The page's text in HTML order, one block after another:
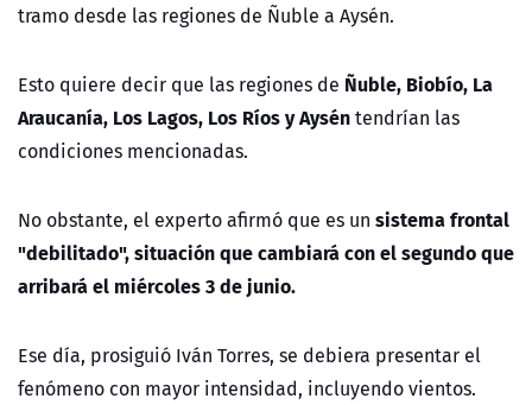
tramo desde las regiones de Ñuble a Aysén.
Esto quiere decir que las regiones de Ñuble, Biobío, La
Araucanía, Los Lagos, Los Ríos y Ayséntendrían las
condiciones mencionadas.
No obstante, el experto afirmó que es un sistema frontal
"debilitado", situación que cambiará con el segundo que
arribará el miércoles 3 de junio.
Ese día, prosiguió Iván Torres, se debiera presentar el
fenómeno con mayor intensidad, incluyendo vientos.